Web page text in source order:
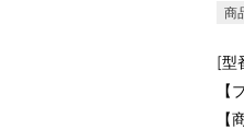
商
[型
【
【